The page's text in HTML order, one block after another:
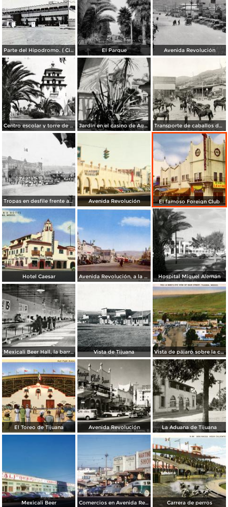
Parte del Hipodromo. ( Circulada el 12 de Julio de 1922 ). El Parque Avenida Revolución
Centro escolar y torre de Agua Caliente Jardín en el casino de Agua Caliente Transporte de caballos del hipódromo hacia Estados Unidos
Tropas en desfile frente al Palacio Federal Avenida Revolución El famoso Foreign Club
Hotel Caesar Avenida Revolución, a la entrada Hospital Miguel Alemán
Mexicali Beer Hall, la barra más grande del mundo Vista de Tijuana Vista de pájaro sobre la calle principal de Tijuana
El Toreo de Tijuana Avenida Revolución La Aduana de Tijuana
Mexicali Beer Comercios en Avenida Revolución Carrera de perros